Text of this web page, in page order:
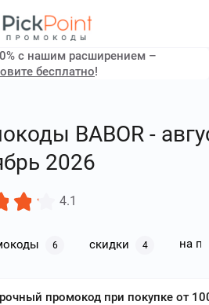
с нашим расширением –
бесплатно!
BABOR -
2026
4.1
6 скидки 4 на
промокод при покупке от